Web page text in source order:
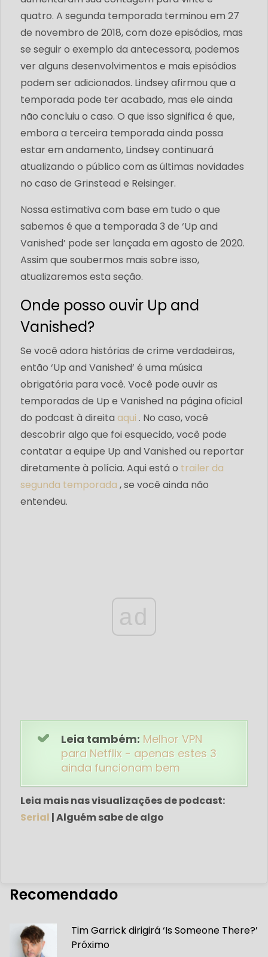
quatro. A segunda temporada terminou em 27
de novembro de 2018, com doze episódios, mas
se seguir o exemplo da antecessora, podemos
ver alguns desenvolvimentos e mais episódios
podem ser adicionados. Lindsey afirmou que a
temporada pode ter acabado, mas ele ainda
não concluiu o caso. O que isso significa é que,
embora a terceira temporada ainda possa
estar em andamento, Lindsey continuará
atualizando o público com as últimas novidades
no caso de Grinstead e Reisinger.
Nossa estimativa com base em tudo o que
sabemos é que a temporada 3 de ‘Up and
Vanished’ pode ser lançada em agosto de 2020.
Assim que soubermos mais sobre isso,
atualizaremos esta seção.
Onde posso ouvir Up and
Vanished?
Se você adora histórias de crime verdadeiras,
então ‘Up and Vanished’ é uma música
obrigatória para você. Você pode ouvir as
temporadas de Up e Vanished na página oficial
do podcast à direita aqui . No caso, você
descobrir algo que foi esquecido, você pode
contatar a equipe Up and Vanished ou reportar
diretamente à polícia. Aqui está o trailer da
segunda temporada , se você ainda não
entendeu.
ad
Leia também: Melhor VPN
para Netflix - apenas estes 3
ainda funcionam bem
Leia mais nas visualizações de podcast:
Serial | Alguém sabe de algo
Recomendado
Tim Garrick dirigirá ‘Is Someone There?’
Próximo